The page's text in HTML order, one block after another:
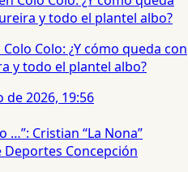
Colo: ¿Y cómo queda con
y todo el plantel albo?
de 2026, 19:56